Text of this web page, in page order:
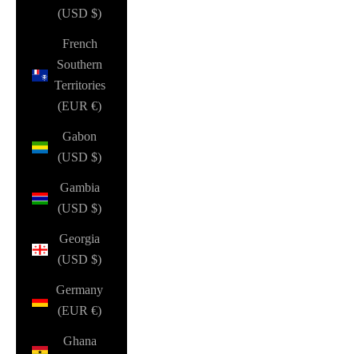
(USD $)
French
Southern
Territories
(EUR €)
Gabon
(USD $)
Gambia
(USD $)
Georgia
(USD $)
Germany
(EUR €)
Ghana